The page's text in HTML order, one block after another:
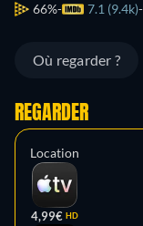
66% 7.1 (9.4k)
Où regarder ?
REGARDER
Location
4,99€ HD